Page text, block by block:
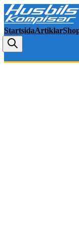
StartsidaArtiklar